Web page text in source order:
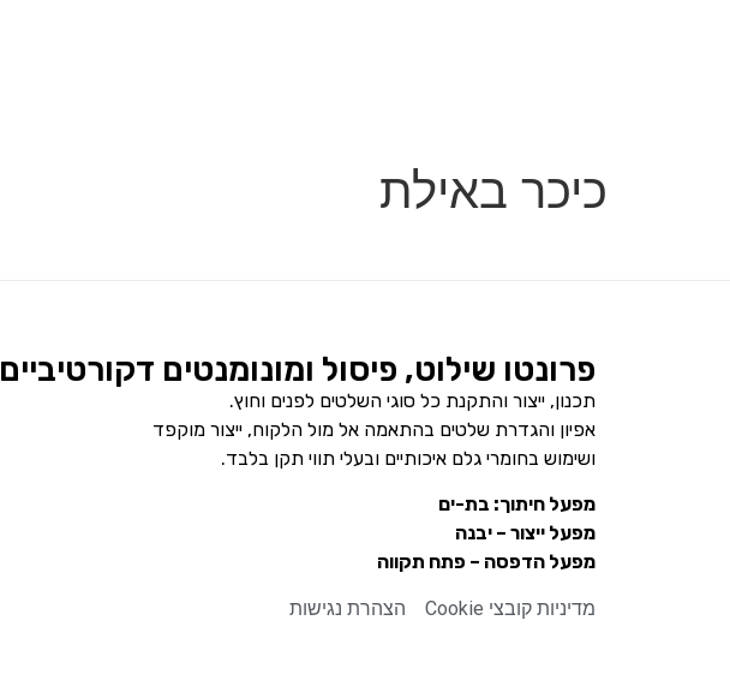
כיכר באילת
פרונטו שילוט, פיסול ומונומנטים דקורטיביים
תכנון, ייצור והתקנת כל סוגי השלטים לפנים וחוץ.
אפיון והגדרת שלטים בהתאמה אל מול הלקוח, ייצור מוקפד
ושימוש בחומרי גלם איכותיים ובעלי תווי תקן בלבד.
מפעל חיתוך: בת-ים
מפעל ייצור – יבנה
מפעל הדפסה – פתח תקווה
מדיניות קובצי Cookie הצהרת נגישות